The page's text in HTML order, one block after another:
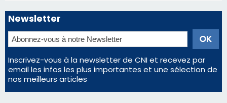
Newsletter
Inscrivez-vous à la newsletter de CNI et recevez par
email les infos les plus importantes et une sélection de
nos meilleurs articles